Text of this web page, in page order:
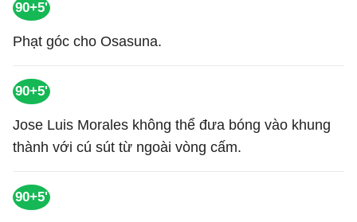
90+5'
Phạt góc cho Osasuna.
90+5'
Jose Luis Morales không thể đưa bóng vào khung
thành với cú sút từ ngoài vòng cấm.
90+5'